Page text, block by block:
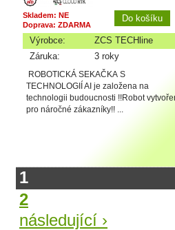
Skladem: NE
Doprava: ZDARMA
Výrobce:
ZCS TECHline
Záruka:
3 roky
ROBOTICKÁ SEKAČKA S
TECHNOLOGIÍ AI je založena na
technologii budoucnosti !!Robot
pro náročné zákazníky!! ...
1
2
následující ›